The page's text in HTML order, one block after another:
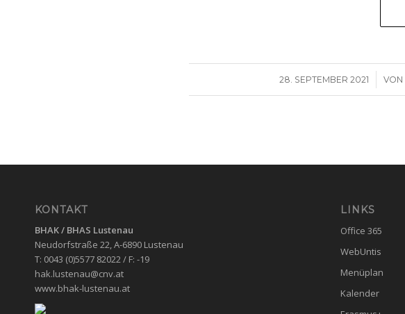
28. SEPTEMBER 2021
/ VON
KONTAKT
BHAK / BHAS Lustenau
Neudorfstraße 22, A-6890 Lustenau
T: 0043 (0)5577 82022 / F: -19
hak.lustenau@cnv.at
www.bhak-lustenau.at
LINKS
Office 365
WebUntis
Menüplan
Kalender